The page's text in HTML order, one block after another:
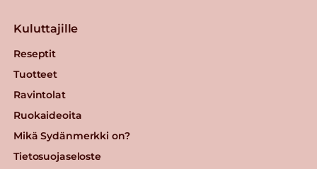
Kuluttajille
Reseptit
Tuotteet
Ravintolat
Ruokaideoita
Mikä Sydänmerkki on?
Tietosuojaseloste